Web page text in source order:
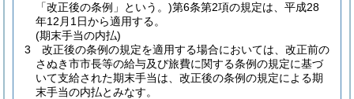
「改正後の条例」という。)第6条第2項の規定は、平成28
年12月1日から適用する。
(期末手当の内払)
3
改正後の条例の規定を適用する場合においては、改正前の
さぬき市市長等の給与及び旅費に関する条例の規定に基づ
いて支給された期末手当は、改正後の条例の規定による期
末手当の内払とみなす。